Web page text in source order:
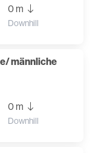
0 m
Downhill
männliche
0 m
Downhill